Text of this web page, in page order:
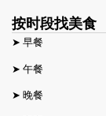
按时段找美食
➤ 早餐
➤ 午餐
➤ 晚餐